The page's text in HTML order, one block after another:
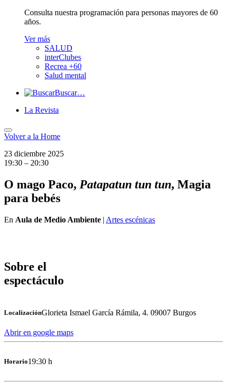
Consulta nuestra programación para personas mayores de 60
años.
Ver más
SALUD
interClubes
Recrea +60
Salud mental
Buscar…
La Revista
Volver a la Home
23 diciembre 2025
19:30 – 20:30
O mago Paco, Patapatun tun tun, Magia
para bebés
En Aula de Medio Ambiente | Artes escénicas
Sobre el
espectáculo
LocalizaciónGlorieta Ismael García Rámila, 4. 09007 Burgos
Abrir en google maps
Horario19:30 h